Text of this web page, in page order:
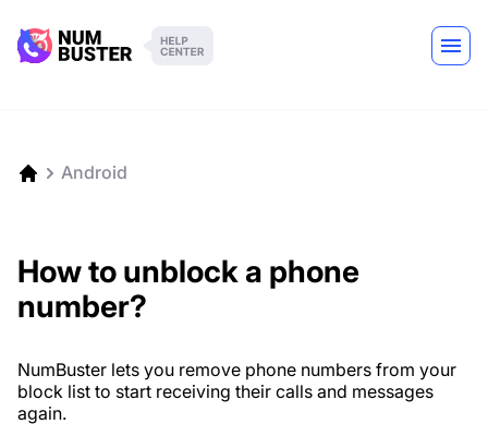
Android
How to unblock a phone
number?
NumBuster lets you remove phone numbers from your
block list to start receiving their calls and messages
again.